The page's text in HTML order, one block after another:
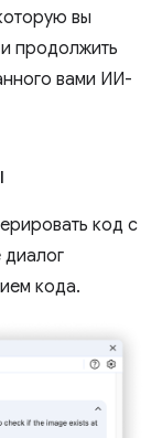
вы
продолжить
вами ИИ-
код с
кода.